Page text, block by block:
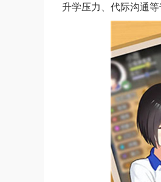
升学压力、代际沟通等